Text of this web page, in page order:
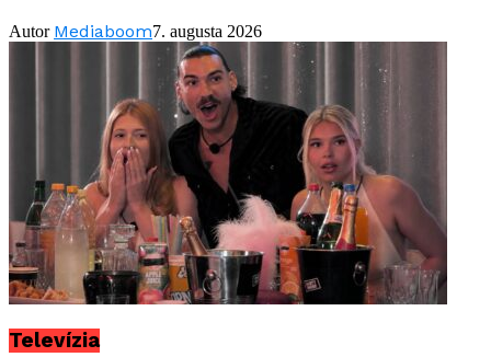
Autor Mediaboom7. augusta 2026
Televízia